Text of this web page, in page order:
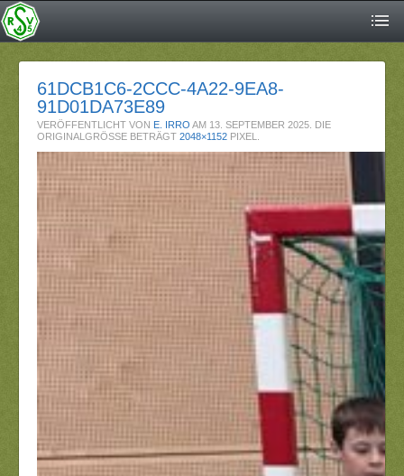
61DCB1C6-2CCC-4A22-9EA8-
91D01DA73E89
VERÖFFENTLICHT VON E. IRRO AM 13. SEPTEMBER 2025 . DIE
ORIGINALGRÖSSE BETRÄGT 2048×1152 PIXEL.